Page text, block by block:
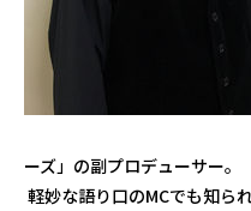
ーズ」の副プロデューサー。
軽妙な語り口のMCでも知ら